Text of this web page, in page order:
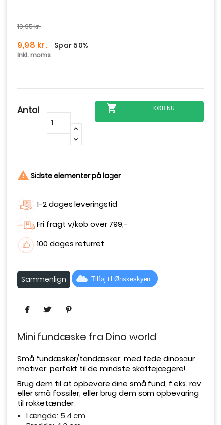
19,95 kr.
9,98 kr. Spar 50%
Inkl. moms
Antal  KØB NU
 Sidste elementer på lager
1-2 dages leveringstid
Fri fragt v/køb over 799,-
100 dages returret
Sammenlign Tilføj til Ønskeskyen
Mini fundæske fra Dino world
Små fundæsker/tandæsker, med fede dinosaur
motiver. perfekt til de mindste skattejægere!
Brug dem til at opbevare dine små fund, f.eks. rav
eller små fossiler, eller brug dem som opbevaring
til rokketænder.
Længde: 5.4 cm